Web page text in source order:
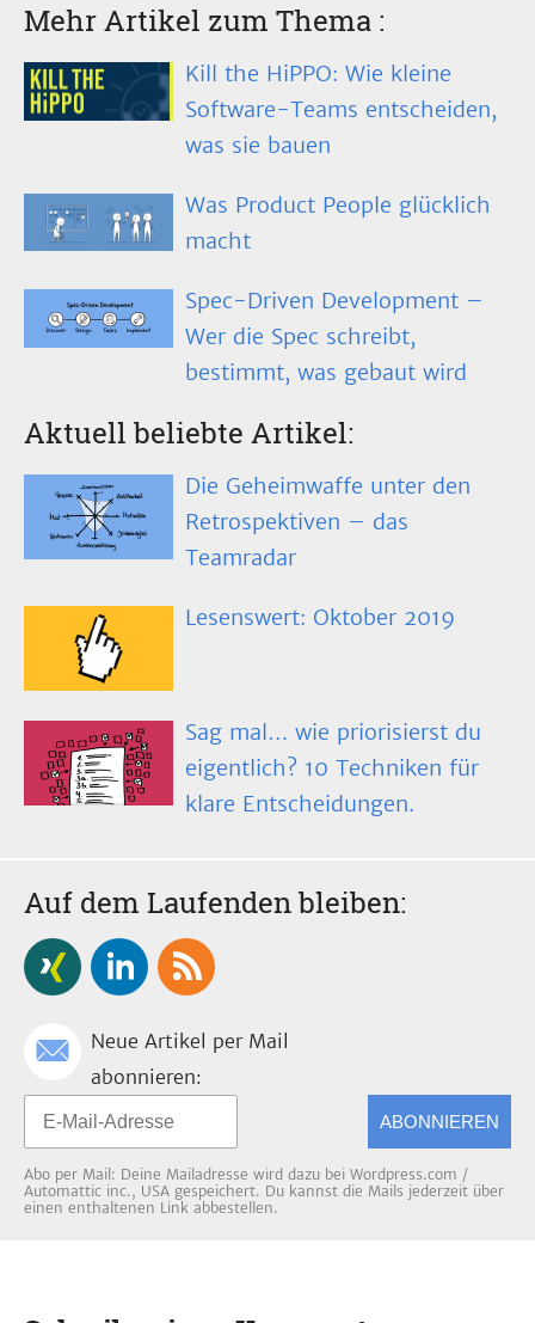
Mehr Artikel zum Thema :
Kill the HiPPO: Wie kleine
Software-Teams entscheiden,
was sie bauen
Was Product People glücklich
macht
Spec-Driven Development –
Wer die Spec schreibt,
bestimmt, was gebaut wird
Aktuell beliebte Artikel:
Die Geheimwaffe unter den
Retrospektiven – das
Teamradar
Lesenswert: Oktober 2019
Sag mal… wie priorisierst du
eigentlich? 10 Techniken für
klare Entscheidungen.
Auf dem Laufenden bleiben:
Neue Artikel per Mail
abonnieren:
ABONNIEREN
Abo per Mail: Deine Mailadresse wird dazu bei Wordpress.com /
Automattic inc., USA gespeichert. Du kannst die Mails jederzeit über
einen enthaltenen Link abbestellen.